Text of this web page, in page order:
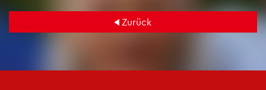
Zu­rück